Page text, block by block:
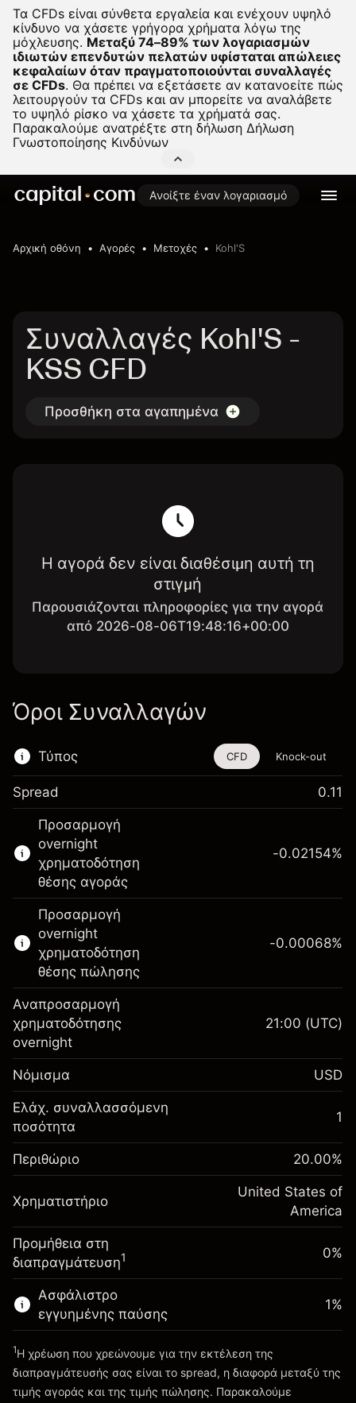
Τα CFDs είναι σύνθετα εργαλεία και ενέχουν υψηλό
κίνδυνο να χάσετε γρήγορα χρήματα λόγω της
μόχλευσης. Μεταξύ 74–89% των λογαριασμών
ιδιωτών επενδυτών πελατών υφίσταται απώλειες
κεφαλαίων όταν πραγματοποιούνται συναλλαγές
σε CFDs. Θα πρέπει να εξετάσετε αν κατανοείτε πώς
λειτουργούν τα CFDs και αν μπορείτε να αναλάβετε
το υψηλό ρίσκο να χάσετε τα χρήματά σας.
Παρακαλούμε ανατρέξτε στη δήλωση Δήλωση
Γνωστοποίησης Κινδύνων
Ανοίξτε έναν λογαριασμό
Αρχική οθόνη Αγορές Μετοχές Kohl'S
Συναλλαγές Kohl'S -
KSS CFD
Προσθήκη στα αγαπημένα
Η αγορά δεν είναι διαθέσιμη αυτή τη
στιγμή
Παρουσιάζονται πληροφορίες για την αγορά
από 2026-08-06T19:48:16+00:00
Όροι Συναλλαγών
Τύπος
Αυτό το χρηματοοικονομικό εργαλείο είναι
διαθέσιμο για διαπραγμάτευση μέσω CFDs
και Knock-outs.
Μάθετε περισσότερα σχετικά με:
CFDs
Knock-outs
CFD Knock-out
Spread 0.11
Προσαρμογή
overnight
χρηματοδότηση
θέσης αγοράς
Περιθώριο. Η επένδυσή
σας
$1,000.00
Αναπροσαρμογή
χρηματοδότησης κατά
τη διάρκεια της νύχτας
Χρεώσεις από την πλήρη αξία
της θέσης
-0.02154
Μέγεθος διαπραγμάτευσης με μόχλευση
~$5,000.00
Χρήματα από μόχλευση ~
$4,000.00
Πηγαίνετε στην πλατφόρμα
-0.02154%
Προσαρμογή
overnight
χρηματοδότηση
θέσης πώλησης
Περιθώριο. Η επένδυσή
σας
Αναπροσαρμογή
χρηματοδότησης κατά
τη διάρκεια της νύχτας
Χρεώσεις από την πλήρη αξία
της θέσης
-0.000682
%
(-$0.03)
Μέγεθος διαπραγμάτευσης με μόχλευση
~$5,000.00
Χρήματα από μόχλευση ~
-0.00068%
Αναπροσαρμογή
χρηματοδότησης
overnight
21:00 (UTC)
Νόμισμα USD
Ελάχ. συναλλασσόμενη
ποσότητα
1
Περιθώριο 20.00%
Χρηματιστήριο
United States of
America
Προμήθεια στη
διαπραγμάτευση1 0%
Ασφάλιστρο
εγγυημένης παύσης
1%
1Η χρέωση που χρεώνουμε για την εκτέλεση της
διαπραγμάτευσής σας είναι το spread, η διαφορά μεταξύ της
τιμής αγοράς και της τιμής πώλησης. Παρακαλούμε